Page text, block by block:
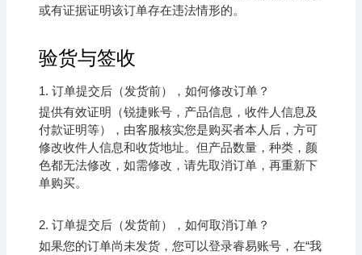
或有证据证明该订单存在违法情形的。
验货与签收
1. 订单提交后（发货前），如何修改订单？
提供有效证明（锐捷账号，产品信息，收件人信息及
付款证明等），由客服核实您是购买者本人后，方可
修改收件人信息和收货地址。但产品数量，种类，颜
色都无法修改，如需修改，请先取消订单，再重新下
单购买。
2. 订单提交后（发货前），如何取消订单？
如果您的订单尚未发货，您可以登录睿易账号，在“我